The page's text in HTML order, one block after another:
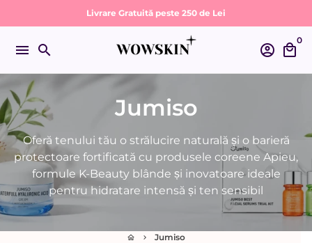
la
conținut
Livrare Gratuită peste 250 de Lei
menu search account_circle local_mall
0
Jumiso
Oferă tenului tău o strălucire naturală și o barieră
protectoare fortificată cu produsele coreene Apieu,
formule K-Beauty blânde și inovatoare ideale
pentru hidratare intensă și ten sensibil
home keyboard_arrow_right Jumiso